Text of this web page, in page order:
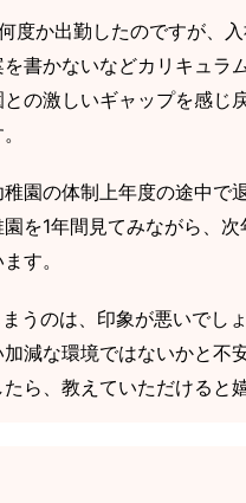
度か出勤したのですが、
書かないなどカリキュラ
の激しいギャップを感じ
園の体制上年度の途中で
を1年間見てみながら、
す。
うのは、印象が悪いでし
減な環境ではないかと不
ら、教えていただけると